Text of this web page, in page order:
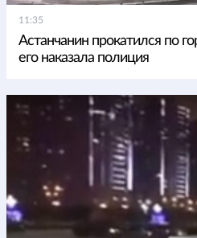
11:35
Астанчанин прокатился по
его наказала полиция